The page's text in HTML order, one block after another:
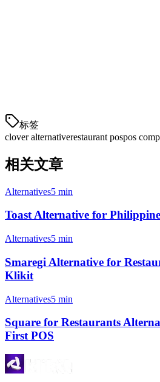
标签
clover alternativerestaurant pospos
相关文章
Alternatives5 min
Toast Alternative for
Alternatives5 min
Smaregi Alternative for
Klikit
Alternatives5 min
Square for Restaurants
First POS